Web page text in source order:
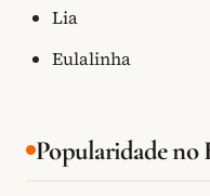
Lia
Eulalinha
Popularidade no